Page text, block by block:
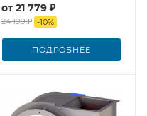
от21 779 ₽
24 199 ₽ -10%
ПОДРОБНЕЕ